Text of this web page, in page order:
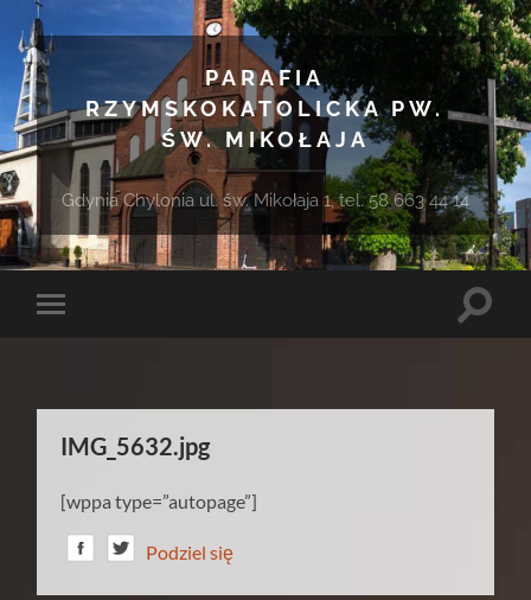
PARAFIA
RZYMSKOKATOLICKA PW.
ŚW. MIKOŁAJA
Gdynia Chylonia ul. św. Mikołaja 1, tel. 58 663 44 14
Toggle
Toggle
IMG_5632.jpg
[wppa type=”autopage”]
Podziel się